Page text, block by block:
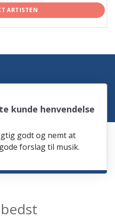
ARTISTEN
kunde henvendelse
godt og nemt at
forslag til musik.